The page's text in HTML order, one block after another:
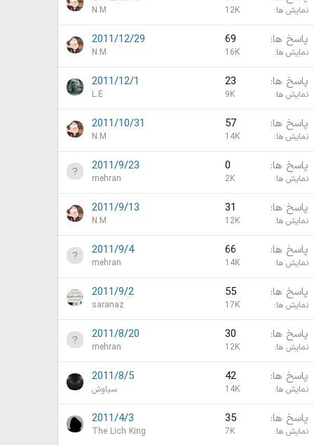
نمایش ها 12K
N.M
پاسخ ها 69
نمایش ها 16K
2011/12/29
N.M
پاسخ ها 23
نمایش ها 9K
2011/12/1
L.E
پاسخ ها 57
نمایش ها 14K
2011/10/31
N.M
پاسخ ها 0
نمایش ها 2K
2011/9/23
mehran
پاسخ ها 31
نمایش ها 12K
2011/9/13
N.M
پاسخ ها 66
نمایش ها 14K
2011/9/4
mehran
پاسخ ها 55
نمایش ها 17K
2011/9/2
saranaz
پاسخ ها 30
نمایش ها 12K
2011/8/20
mehran
پاسخ ها 42
نمایش ها 14K
2011/8/5
سیاوش
پاسخ ها 35
نمایش ها 7K
2011/4/3
The Lich King